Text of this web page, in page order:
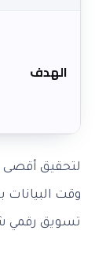
الهدف
لتحقيق أقصى
وقت البيانات
تسويق رقمي